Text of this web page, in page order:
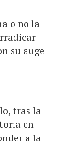
o no la
su auge
tras la
en
a la